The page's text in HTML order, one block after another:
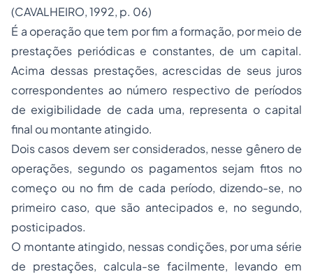
(CAVALHEIRO, 1992, p. 06)
É a operação que tem por fim a formação, por meio de
prestações periódicas e constantes, de um capital.
Acima dessas prestações, acrescidas de seus juros
correspondentes ao número respectivo de períodos
de exigibilidade de cada uma, representa o capital
final ou montante atingido.
Dois casos devem ser considerados, nesse gênero de
operações, segundo os pagamentos sejam fitos no
começo ou no fim de cada período, dizendo-se, no
primeiro caso, que são antecipados e, no segundo,
posticipados.
O montante atingido, nessas condições, por uma série
de prestações, calcula-se facilmente, levando em